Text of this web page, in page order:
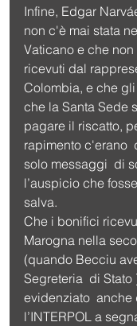
Infine, Edgar
non c'è mai stata
Vaticano e che non
ricevuti dal
Colombia, e che
che la Santa Sede
pagare il riscatto,
rapimento c'erano
solo messaggi  di
l’auspicio che
salva.
Che i bonifici
Marogna nella
(quando Becciu
Segreteria  di Stato
evidenziato  anche
l’INTERPOL a